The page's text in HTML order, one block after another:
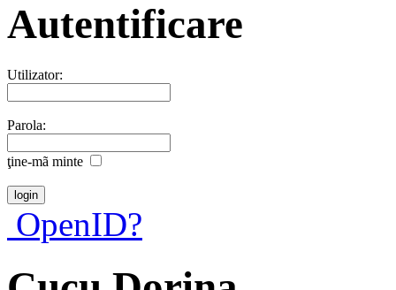
Autentificare
Utilizator:
Parola:
ţine-mã minte
OpenID?